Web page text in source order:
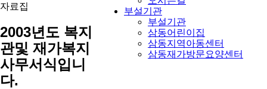
부설기관
부설기관
삼동어린이집
삼동지역아동센터
삼동재가방문요양센터
자료집
2003년도 복지
관및 재가복지
사무서식입니
다.